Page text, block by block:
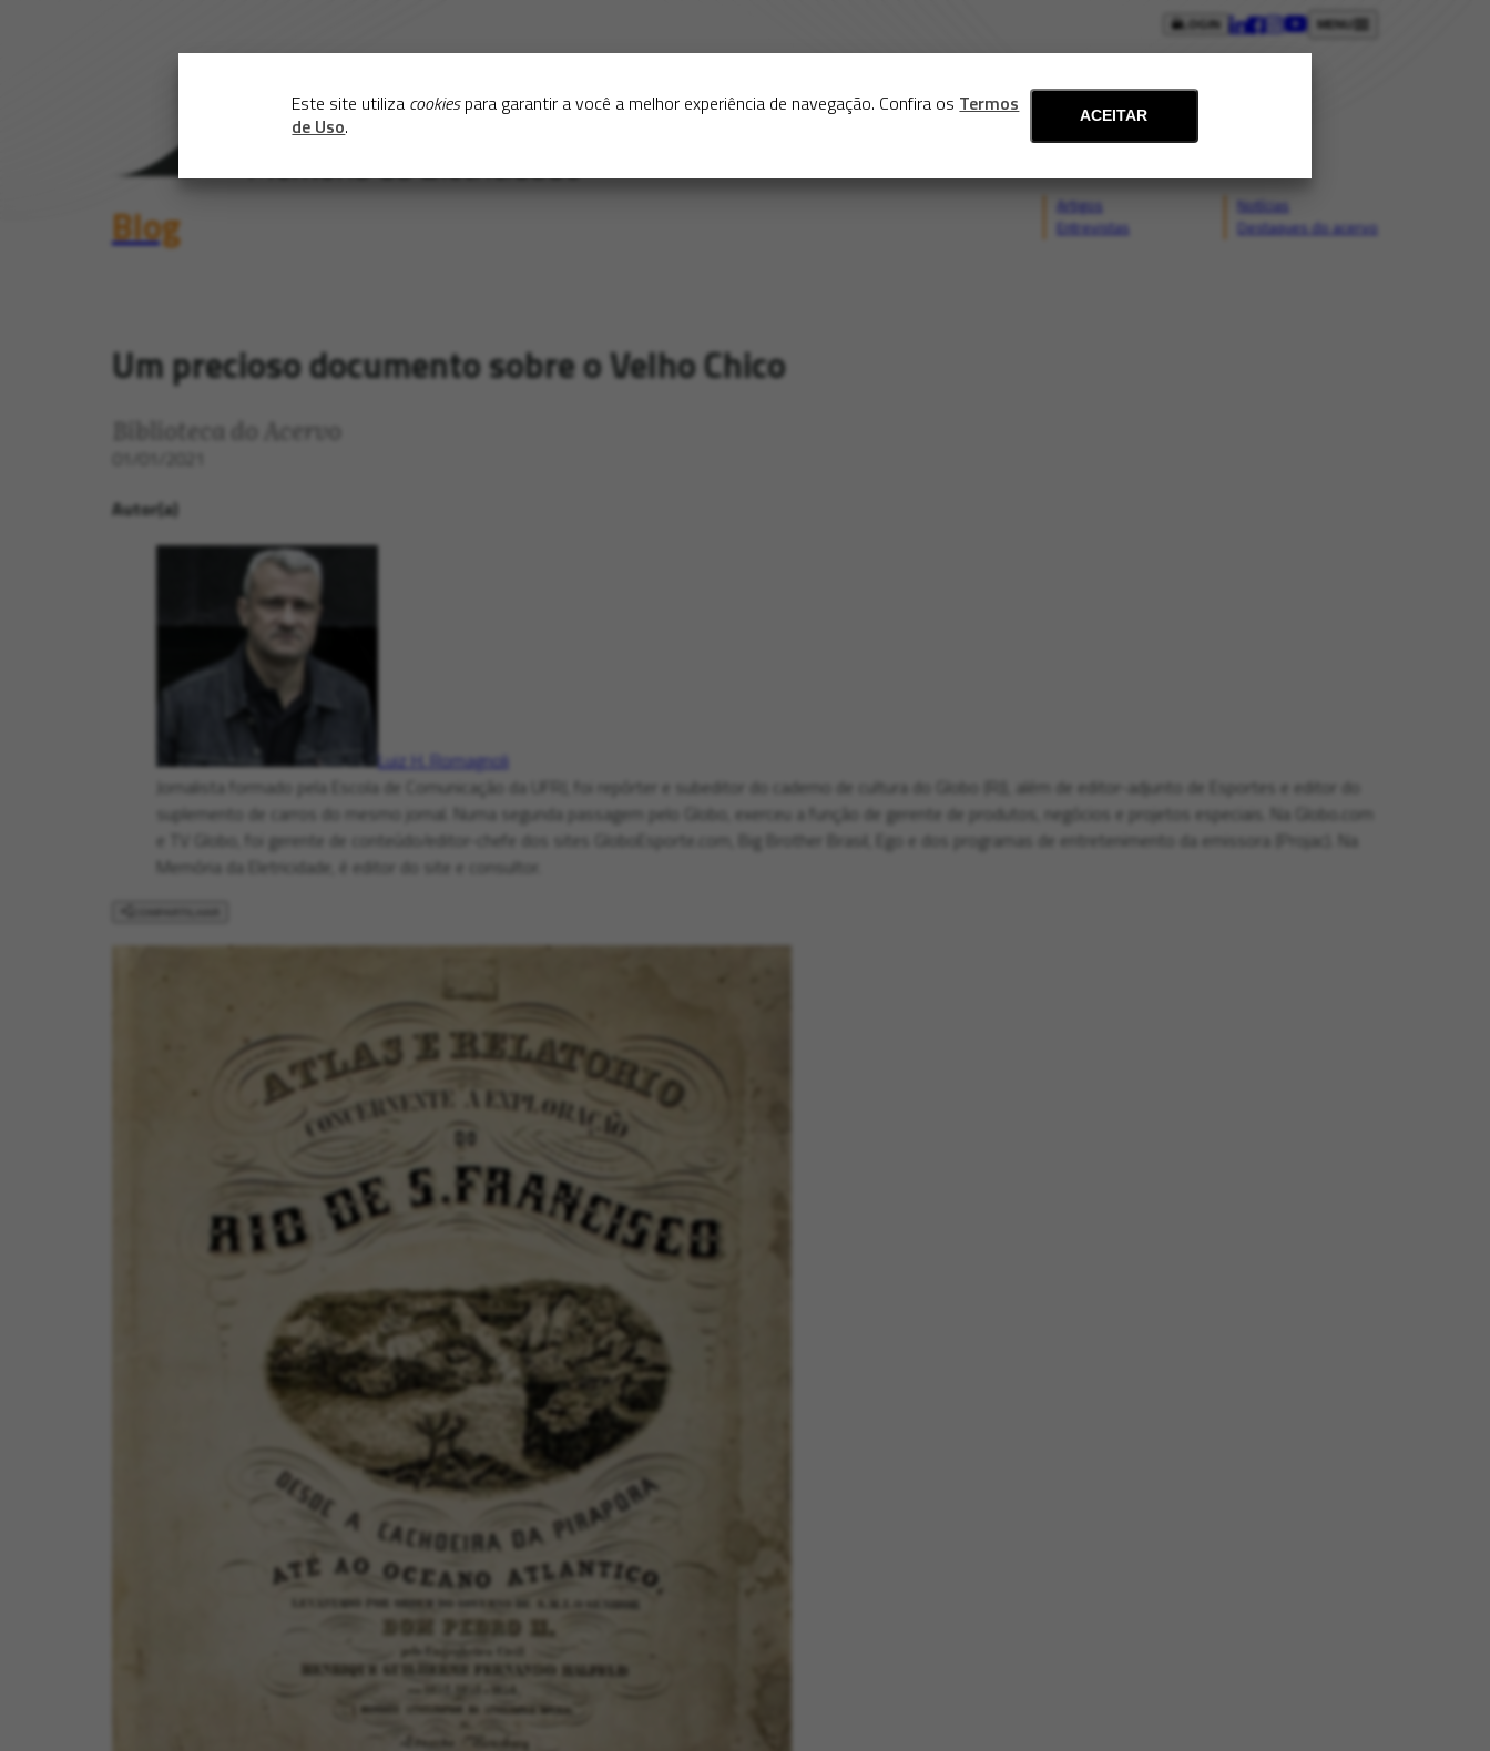
Este site utiliza cookiespara garantir a você a melhor experiência de navegação. Confira os Termos
de Uso. ACEITAR
LOGIN
Blog
Artigos
Entrevistas
Notícias
Destaques do acervo
Um precioso documento sobre o Velho Chico
Biblioteca do Acervo
Autor(a)
Luiz H. Romagnoli
Jornalista formado pela Escola de Comunicação da UFRJ, foi repórter e subeditor do caderno de cultura do Globo (RJ), além de editor-adjunto de Esportes e editor do
suplemento de carros do mesmo jornal. Numa segunda passagem pelo Globo, exerceu a função de gerente de produtos, negócios e projetos especiais. Na Globo.com
e TV Globo, foi gerente de conteúdo/editor-chefe dos sites GloboEsporte.com, Big Brother Brasil, Ego e dos programas de entretenimento da emissora (Projac). Na
Memória da Eletricidade, é editor do site e consultor.